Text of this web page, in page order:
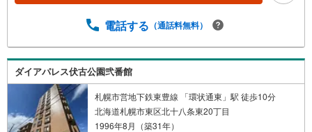
電話する （通話料無料）
ダイアパレス伏古公園弐番館
札幌市営地下鉄東豊線 「環状通東」駅 徒歩10分
北海道札幌市東区北十八条東20丁目
1996年8月（築31年）